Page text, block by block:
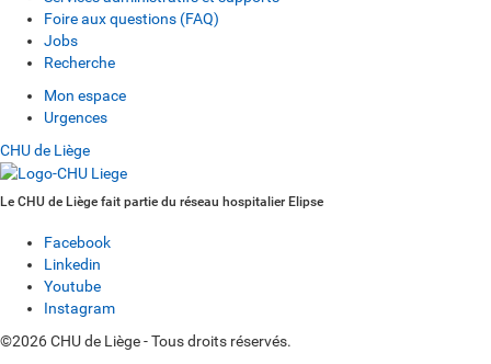
Foire aux questions (FAQ)
Jobs
Recherche
Mon espace
Urgences
CHU de Liège
Le CHU de Liège fait partie du réseau hospitalier Elipse
Facebook
Linkedin
Youtube
Instagram
©2026 CHU de Liège - Tous droits réservés.